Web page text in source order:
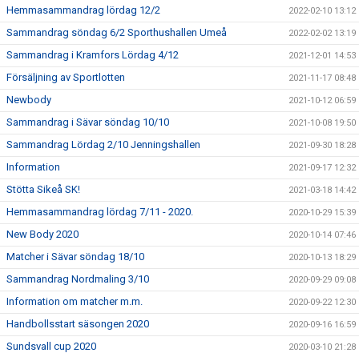
Hemmasammandrag lördag 12/2 2022-02-10 13:12
Sammandrag söndag 6/2 Sporthushallen Umeå 2022-02-02 13:19
Sammandrag i Kramfors Lördag 4/12 2021-12-01 14:53
Försäljning av Sportlotten 2021-11-17 08:48
Newbody 2021-10-12 06:59
Sammandrag i Sävar söndag 10/10 2021-10-08 19:50
Sammandrag Lördag 2/10 Jenningshallen 2021-09-30 18:28
Information 2021-09-17 12:32
Stötta Sikeå SK! 2021-03-18 14:42
Hemmasammandrag lördag 7/11 - 2020. 2020-10-29 15:39
New Body 2020 2020-10-14 07:46
Matcher i Sävar söndag 18/10 2020-10-13 18:29
Sammandrag Nordmaling 3/10 2020-09-29 09:08
Information om matcher m.m. 2020-09-22 12:30
Handbollsstart säsongen 2020 2020-09-16 16:59
Sundsvall cup 2020 2020-03-10 21:28